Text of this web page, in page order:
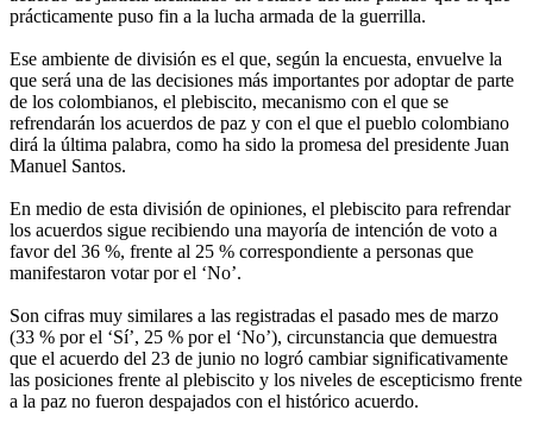
prácticamente puso fin a la lucha armada de la guerrilla.
Ese ambiente de división es el que, según la encuesta, envuelve la
que será una de las decisiones más importantes por adoptar de parte
de los colombianos, el plebiscito, mecanismo con el que se
refrendarán los acuerdos de paz y con el que el pueblo colombiano
dirá la última palabra, como ha sido la promesa del presidente Juan
Manuel Santos.
En medio de esta división de opiniones, el plebiscito para refrendar
los acuerdos sigue recibiendo una mayoría de intención de voto a
favor del 36 %, frente al 25 % correspondiente a personas que
manifestaron votar por el ‘No’.
Son cifras muy similares a las registradas el pasado mes de marzo
(33 % por el ‘Sí’, 25 % por el ‘No’), circunstancia que demuestra
que el acuerdo del 23 de junio no logró cambiar significativamente
las posiciones frente al plebiscito y los niveles de escepticismo frente
a la paz no fueron despajados con el histórico acuerdo.